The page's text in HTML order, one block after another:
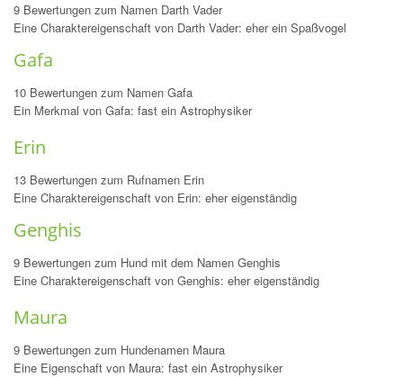
9 Bewertungen zum Namen Darth Vader
Eine Charaktereigenschaft von Darth Vader: eher ein Spaßvogel
Gafa
10 Bewertungen zum Namen Gafa
Ein Merkmal von Gafa: fast ein Astrophysiker
Erin
13 Bewertungen zum Rufnamen Erin
Eine Charaktereigenschaft von Erin: eher eigenständig
Genghis
9 Bewertungen zum Hund mit dem Namen Genghis
Eine Charaktereigenschaft von Genghis: eher eigenständig
Maura
9 Bewertungen zum Hundenamen Maura
Eine Eigenschaft von Maura: fast ein Astrophysiker